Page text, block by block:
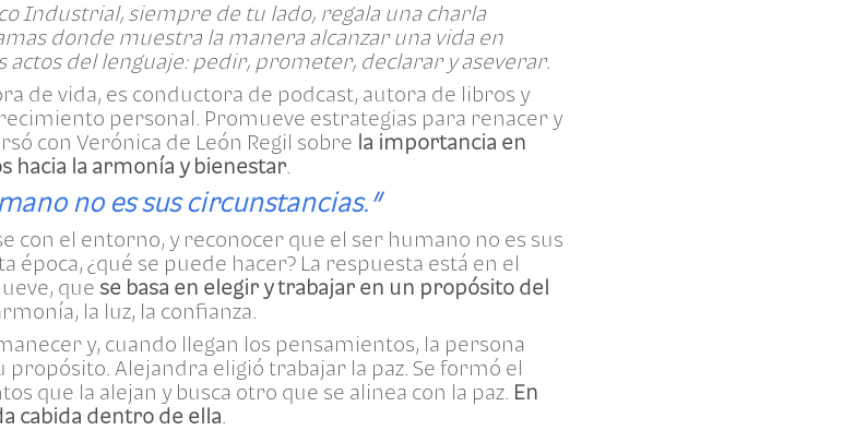
Industrial, siempre de tu lado, regala una charla
donde muestra la manera alcanzar una vida en
actos del lenguaje: pedir, prometer, declarar y aseverar.
de vida, es conductora de podcast, autora de libros y
personal. Promueve estrategias para renacer y
con Verónica de León Regil sobre la importancia en
hacia la armonía y bienestar.
no es sus circunstancias.”
con el entorno, y reconocer que el ser humano no es sus
época, ¿qué se puede hacer? La respuesta está en el
que se basa en elegir y trabajar en un propósito del
la luz, la confianza.
y, cuando llegan los pensamientos, la persona
Alejandra eligió trabajar la paz. Se formó el
que la alejan y busca otro que se alinea con la paz. En
cabida dentro de ella.